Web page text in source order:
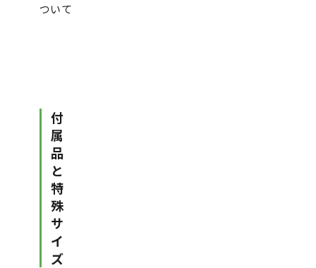
ついて
付
属
品
と
特
殊
サ
イ
ズ